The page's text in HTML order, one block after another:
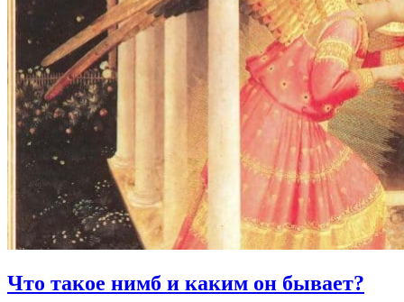
Что такое нимб и каким он бывает?